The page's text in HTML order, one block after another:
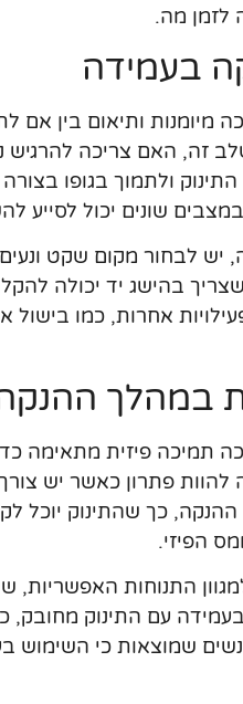
לזמן מה.
בעמידה
מיומנות ותיאום בין אם
זה, האם צריכה להרגיש
ולתמוך בגופו
שונים יכול לסייע
יש לבחור מקום שקט
בהישג יד יכולה
אחרות, כמו
במהלך
תמיכה פיזית מתאימה
להוות פתרון כאשר יש
כך שהתינוק יוכל
הפיזי.
התנוחות האפשריות,
בעמידה עם התינוק
שמוצאות כי השימוש